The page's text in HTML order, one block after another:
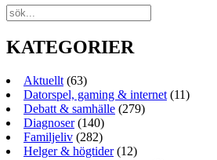
KATEGORIER
Aktuellt (63)
Datorspel, gaming & internet (11)
Debatt & samhälle (279)
Diagnoser(140)
Familjeliv (282)
Helger & högtider(12)